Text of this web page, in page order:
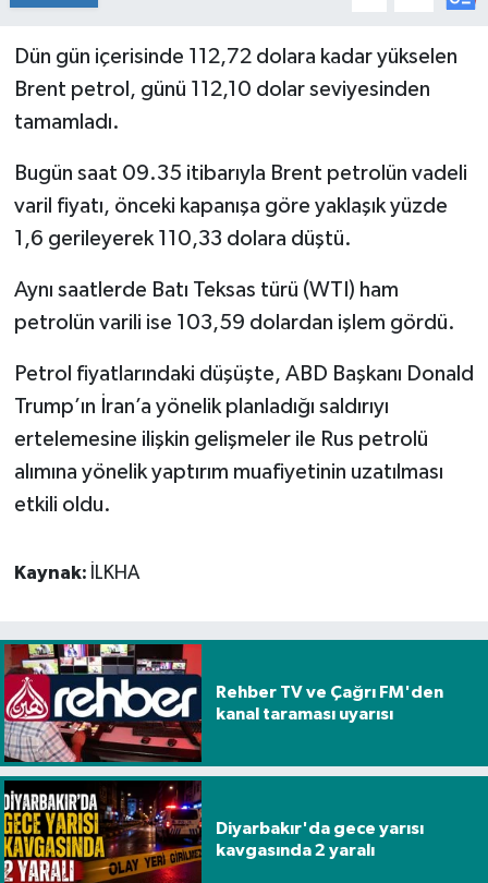
Dün gün içerisinde 112,72 dolara kadar yükselen
Brent petrol, günü 112,10 dolar seviyesinden
tamamladı.
Bugün saat 09.35 itibarıyla Brent petrolün vadeli
varil fiyatı, önceki kapanışa göre yaklaşık yüzde
1,6 gerileyerek 110,33 dolara düştü.
Aynı saatlerde Batı Teksas türü (WTI) ham
petrolün varili ise 103,59 dolardan işlem gördü.
Petrol fiyatlarındaki düşüşte, ABD Başkanı Donald
Trump’ın İran’a yönelik planladığı saldırıyı
ertelemesine ilişkin gelişmeler ile Rus petrolü
alımına yönelik yaptırım muafiyetinin uzatılması
etkili oldu.
Kaynak: İLKHA
Rehber TV ve Çağrı FM'den
kanal taraması uyarısı
Diyarbakır'da gece yarısı
kavgasında 2 yaralı
KURDÎ
Sağlık & Yaşam
Spor
Yaşam